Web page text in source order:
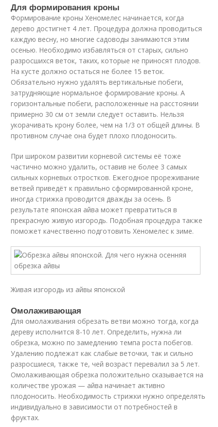
Для формирования кроны
Формирование кроны Хеномелес начинается, когда
дерево достигнет 4 лет. Процедура должна проводиться
каждую весну, но многие садоводы занимаются этим
осенью. Необходимо избавляться от старых, сильно
разросшихся веток, таких, которые не приносят плодов.
На кусте должно остаться не более 15 веток.
Обязательно нужно удалять вертикальные побеги,
затрудняющие нормальное формирование кроны. А
горизонтальные побеги, расположенные на расстоянии
примерно 30 см от земли следует оставить. Нельзя
укорачивать крону более, чем на 1/3 от общей длины. В
противном случае она будет плохо плодоносить.
При широком развитии корневой системы её тоже
частично можно удалить, оставив не более 3 самых
сильных корневых отростков. Ежегодное прореживание
ветвей приведёт к правильно сформированной кроне,
иногда стрижка проводится дважды за осень. В
результате японская айва может превратиться в
прекрасную живую изгородь. Подобная процедура также
поможет качественно подготовить Хеномелес к зиме.
Живая изгородь из айвы японской
Омолаживающая
Для омолаживания обрезать ветви можно тогда, когда
дереву исполнится 8-10 лет. Определить, нужна ли
обрезка, можно по замедлению темпа роста побегов.
Удалению подлежат как слабые веточки, так и сильно
разросшиеся, также те, чей возраст перевалил за 5 лет.
Омолаживающая обрезка положительно сказывается на
количестве урожая — айва начинает активно
плодоносить. Необходимость стрижки нужно определять
индивидуально в зависимости от потребностей в
фруктах.